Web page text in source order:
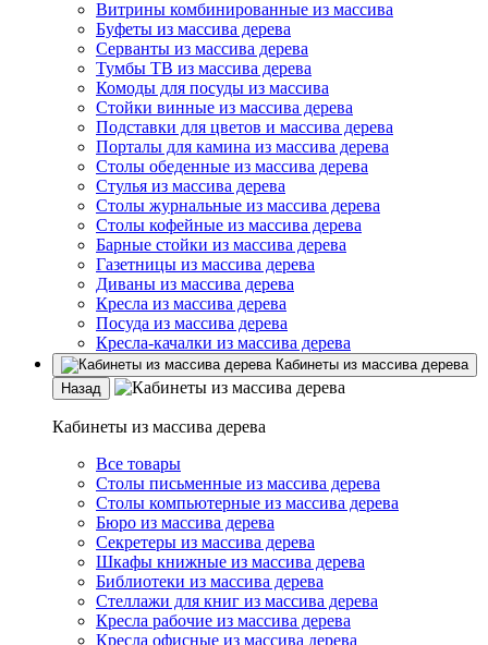
Витрины комбинированные из массива
Буфеты из массива дерева
Серванты из массива дерева
Тумбы ТВ из массива дерева
Комоды для посуды из массива
Стойки винные из массива дерева
Подставки для цветов и массива дерева
Порталы для камина из массива дерева
Столы обеденные из массива дерева
Стулья из массива дерева
Столы журнальные из массива дерева
Столы кофейные из массива дерева
Барные стойки из массива дерева
Газетницы из массива дерева
Диваны из массива дерева
Кресла из массива дерева
Посуда из массива дерева
Кресла-качалки из массива дерева
Кабинеты из массива дерева
Назад
Кабинеты из массива дерева
Все товары
Столы письменные из массива дерева
Столы компьютерные из массива дерева
Бюро из массива дерева
Секретеры из массива дерева
Шкафы книжные из массива дерева
Библиотеки из массива дерева
Стеллажи для книг из массива дерева
Кресла рабочие из массива дерева
Кресла офисные из массива дерева